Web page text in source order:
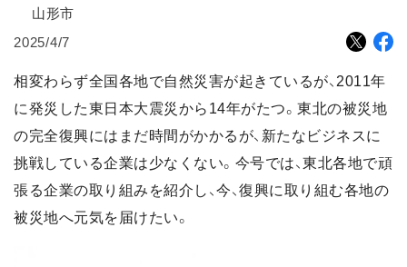
山形市
2025/4/7
相変わらず全国各地で自然災害が起きているが、2011年
に発災した東日本大震災から14年がたつ。東北の被災地
の完全復興にはまだ時間がかかるが、新たなビジネスに
挑戦している企業は少なくない。今号では、東北各地で頑
張る企業の取り組みを紹介し、今、復興に取り組む各地の
被災地へ元気を届けたい。